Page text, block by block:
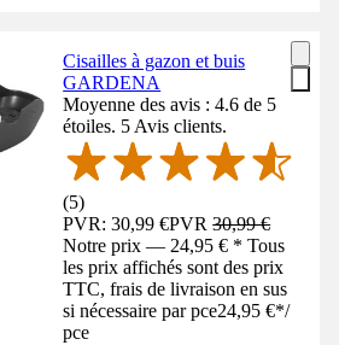
Cisailles à gazon et buis
GARDENA
Moyenne des avis : 4.6 de 5
étoiles. 5 Avis clients.
(5)
PVR: 30,99 €PVR30,99 €
Notre prix — 24,95 € * Tous
les prix affichés sont des prix
TTC, frais de livraison en sus
si nécessaire par pce24,95 €*/
pce